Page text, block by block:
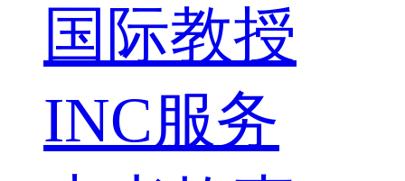
国际教授
INC服务